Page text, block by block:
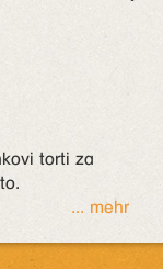
torti za
... mehr